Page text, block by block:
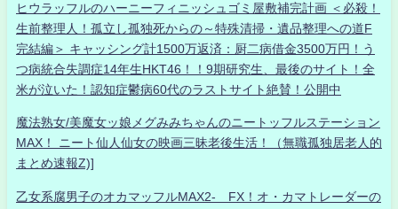
ヒウラッフルのハーニーフィニッシュゴミ屋敷補完計画 ＜必殺！
生前整理人！孤立し孤独死からの～特殊清掃・遺品整理への道F
完結編＞ キャッシング計1500万返済：厨二病借金3500万円！う
つ病統合失調症14年生HKT46！！9期研究生、最後のサイト！全
米が泣いた！認知症鬱病60代のラストサイト絶賛！公開中
魔法熟女/美魔女ッ娘メグみみちゃんのニートッフルステーション
MAX！ ニート仙人仙女の映画三昧老後生活！（無職孤独居老人的
まとめ速報Z)]
乙女系腐男子のオカマッフルMAX2- FX！オ・カマトレーダーの